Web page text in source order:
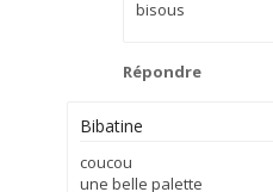
bisous
Répondre
Bibatine
coucou
une belle palette